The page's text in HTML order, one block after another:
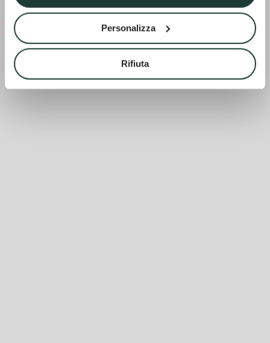
Personalizza
Rifiuta